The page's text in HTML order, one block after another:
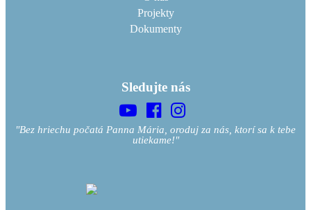
Projekty
Dokumenty
Sledujte nás
"Bez hriechu počatá Panna Mária, oroduj za nás, ktorí sa k tebe
utiekame!"